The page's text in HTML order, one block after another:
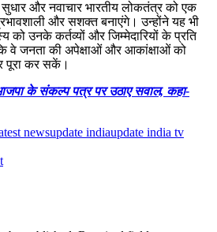
और नवाचार भारतीय लोकतंत्र को एक
और सशक्त बनाएंगे। उन्होंने यह भी
को उनके कर्तव्यों और जिम्मेदारियों के प्रति
वे जनता की अपेक्षाओं और आकांक्षाओं को
कर सकें।
के संकल्प पत्र पर उठाए सवाल, कहा-
newsupdate indiaupdate india tv